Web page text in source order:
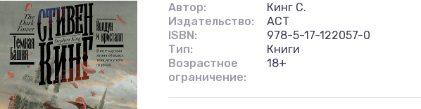
Автор:
Кинг С.
Издательство:
АСТ
ISBN:
978-5-17-122057-0
Тип:
Книги
Возрастное
ограничение:
18+